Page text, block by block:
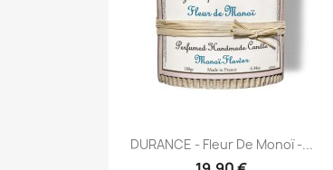
Aperçu rapide
DURANCE - Fleur De Monoï -...